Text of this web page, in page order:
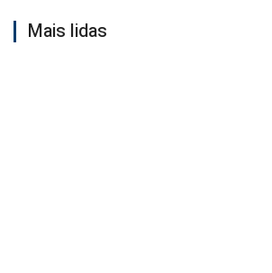
Mais lidas